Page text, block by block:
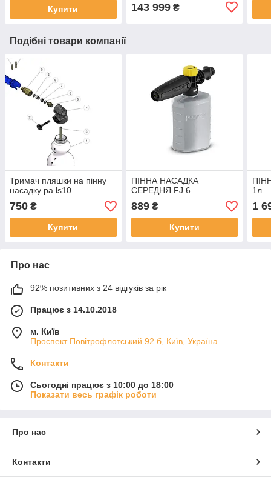
Купити 143 999₴
Подібні товари компанії
Тримач пляшки на пінну
насадку pa ls10
750 ₴
Купити
ПІННА НАСАДКА
СЕРЕДНЯ FJ 6
889₴
Купити
1л.
1
Про нас
92% позитивних з 24 відгуків за рік
Працює з 14.10.2018
м. Київ
Проспект Повітрофлотський 92 б, Київ, Україна
Контакти
Сьогодні працює з 10:00 до 18:00
Показати весь графік роботи
Про нас
Контакти